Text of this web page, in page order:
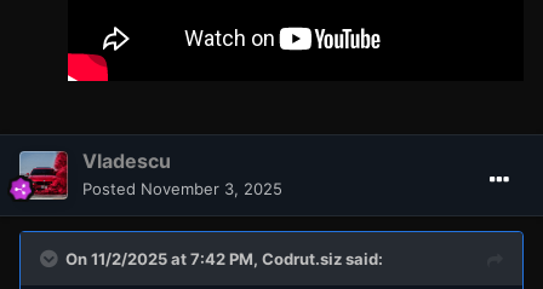
Vladescu
Posted November 3, 2025
On 11/2/2025 at 7:42 PM,Codrut.sizsaid: